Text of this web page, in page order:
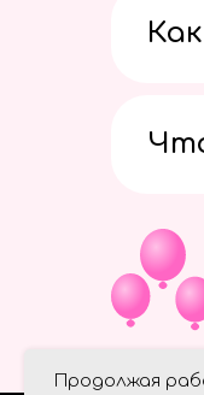
Продолжая
ИНН